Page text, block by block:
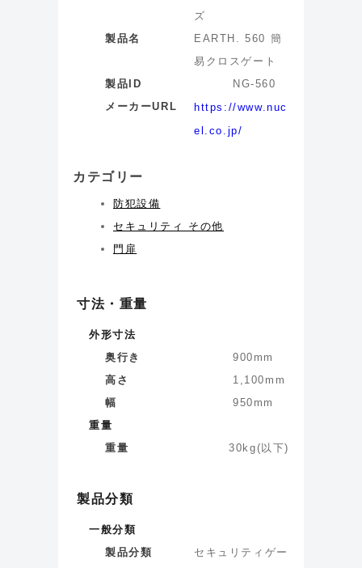
ズ
製品名
EARTH. 560 簡
易クロスゲート
製品ID
NG-560
メーカーURL
https://www.nuc
el.co.jp/
カテゴリー
防犯設備
セキュリティ その他
門扉
寸法・重量
外形寸法
奥行き
900 mm
高さ
1,100 mm
幅
950 mm
重量
重量
30 kg( 以下)
製品分類
一般分類
製品分類
セキュリティゲー